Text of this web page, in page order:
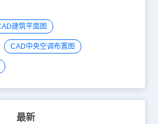
建筑平面图
CAD中央空调布置图
最新